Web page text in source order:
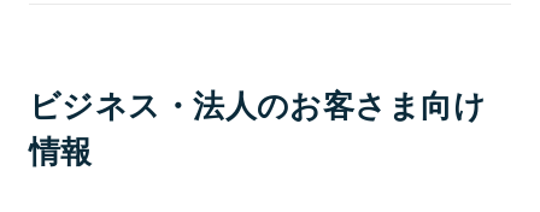
ビジネス・法人のお客さま向け
情報